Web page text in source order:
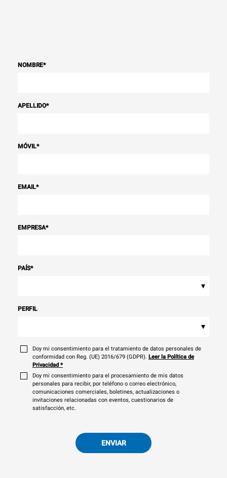
NOMBRE*
APELLIDO*
MÓVIL*
EMAIL*
EMPRESA*
PAÍS*
▾
PERFIL
▾
Doy mi consentimiento para el tratamiento de datos personales de
conformidad con Reg. (UE) 2016/679 (GDPR). Leer la Política de
Privacidad *
Doy mi consentimiento para el procesamiento de mis datos
personales para recibir, por teléfono o correo electrónico,
comunicaciones comerciales, boletines, actualizaciones o
invitaciones relacionadas con eventos, cuestionarios de
satisfacción, etc.
ENVIAR